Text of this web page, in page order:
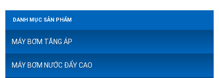
DANH MỤC SẢN PHẨM
MÁY BƠM TĂNG ÁP
MÁY BƠM NƯỚC ĐẨY CAO